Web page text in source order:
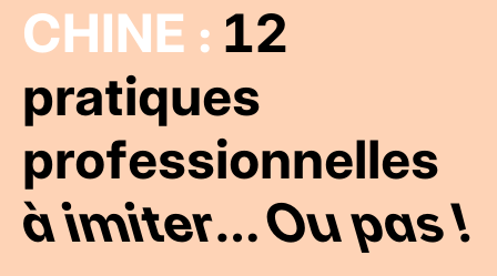
CHINE : 12
pratiques
professionnelles
à imiter… Ou pas !